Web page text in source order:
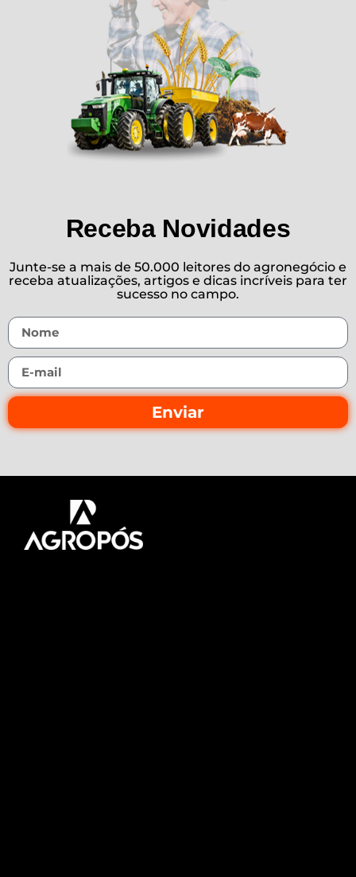
Receba Novidades
Junte-se a mais de 50.000 leitores do agronegócio e
receba atualizações, artigos e dicas incríveis para ter
sucesso no campo.
Enviar